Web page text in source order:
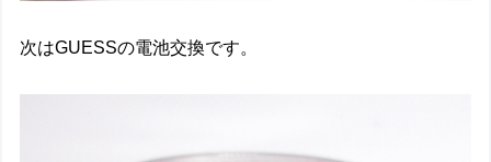
次はGUESSの電池交換です。